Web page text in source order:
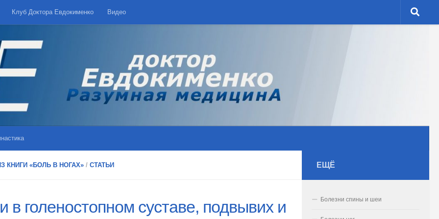
Клуб Доктора Евдокименко Видео
КНИГИ «БОЛЬ В НОГАХ» / СТАТЬИ
в голеностопном суставе, подвывих и
ЕЩЁ
Болезни спины и шеи